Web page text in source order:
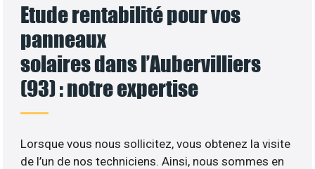
Etude rentabilité pour vos
panneaux
solaires dans l’Aubervilliers
(93) : notre expertise
Lorsque vous nous sollicitez, vous obtenez la visite
de l’un de nos techniciens. Ainsi, nous sommes en